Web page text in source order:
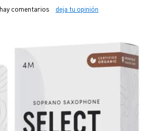
comentarios deja tu opinión